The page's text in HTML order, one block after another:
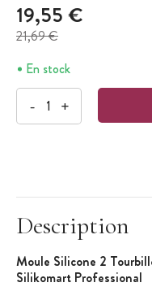
19,55 €
21,69 €
En stock
- +
Description
Moule Silicone 2
Silikomart Professional